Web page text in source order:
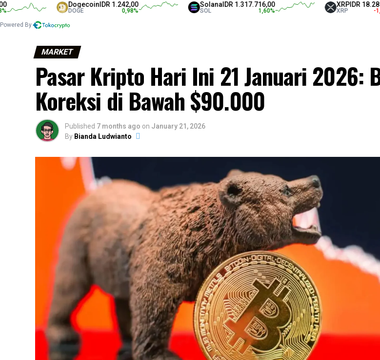
DogecoinIDR 1.242,00
DOGE
SolanaIDR 1.317.716,00 XRP IDR 18.285,00
-1,19
Powered By
MARKET
Pasar Kripto Hari Ini 21 Januari 2026:
Koreksi di Bawah $90.000
Published 7 months ago on January 21, 2026
By Bianda Ludwianto